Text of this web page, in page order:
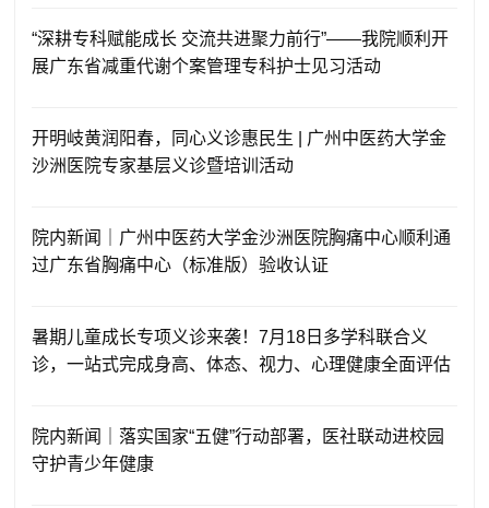
“深耕专科赋能成长 交流共进聚力前行”——我院顺利开
展广东省减重代谢个案管理专科护士见习活动
开明岐黄润阳春，同心义诊惠民生 | 广州中医药大学金
沙洲医院专家基层义诊暨培训活动
院内新闻｜广州中医药大学金沙洲医院胸痛中心顺利通
过广东省胸痛中心（标准版）验收认证
暑期儿童成长专项义诊来袭！7月18日多学科联合义
诊，一站式完成身高、体态、视力、心理健康全面评估
院内新闻｜落实国家“五健”行动部署，医社联动进校园
守护青少年健康